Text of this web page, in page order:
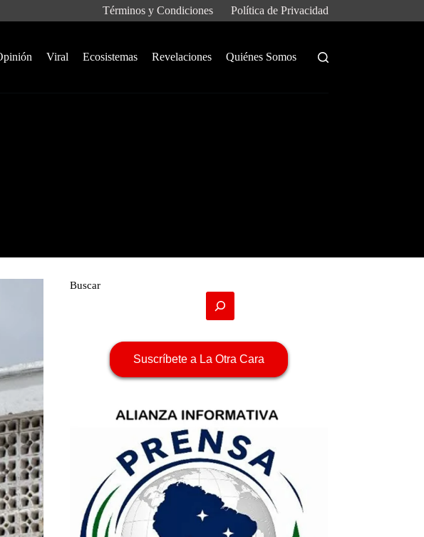
Términos y Condiciones Política de Privacidad
Viral Ecosistemas Revelaciones Quiénes Somos
Buscar
Suscríbete a La Otra Cara